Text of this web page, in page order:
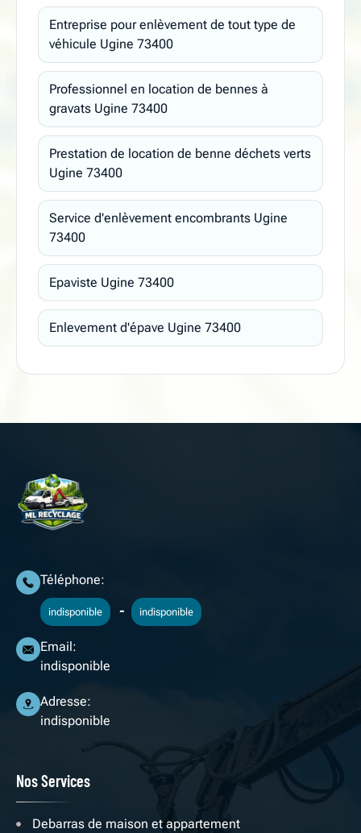
Entreprise pour enlèvement de tout type de
véhicule Ugine 73400
Professionnel en location de bennes à
gravats Ugine 73400
Prestation de location de benne déchets verts
Ugine 73400
Service d'enlèvement encombrants Ugine
73400
Epaviste Ugine 73400
Enlevement d'épave Ugine 73400
Téléphone:
indisponible - indisponible
Email:
indisponible
Adresse:
indisponible
Nos Services
Debarras de maison et appartement